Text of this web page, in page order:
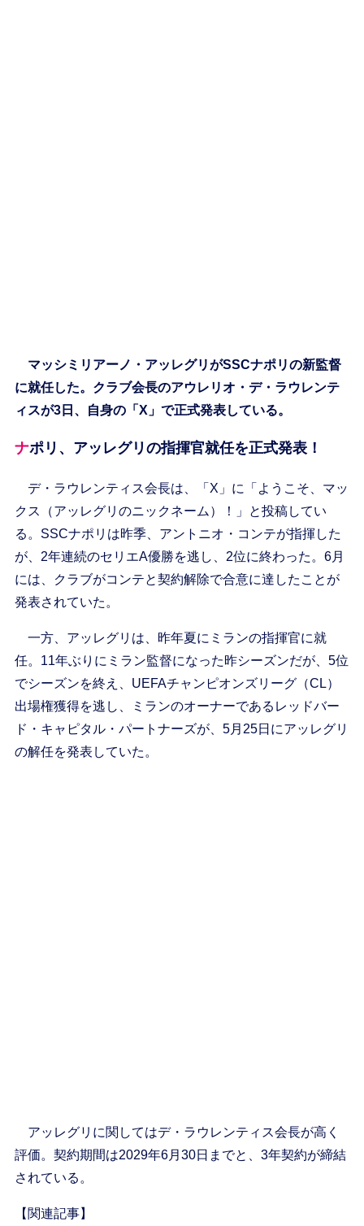
マッシミリアーノ・アッレグリがSSCナポリの新監督
に就任した。クラブ会長のアウレリオ・デ・ラウレンテ
ィスが3日、自身の「X」で正式発表している。
ナポリ、アッレグリの指揮官就任を正式発表！
デ・ラウレンティス会長は、「X」に「ようこそ、マッ
クス（アッレグリのニックネーム）！」と投稿してい
る。SSCナポリは昨季、アントニオ・コンテが指揮した
が、2年連続のセリエA優勝を逃し、2位に終わった。6月
には、クラブがコンテと契約解除で合意に達したことが
発表されていた。
一方、アッレグリは、昨年夏にミランの指揮官に就
任。11年ぶりにミラン監督になった昨シーズンだが、5位
でシーズンを終え、UEFAチャンピオンズリーグ（CL）
出場権獲得を逃し、ミランのオーナーであるレッドバー
ド・キャピタル・パートナーズが、5月25日にアッレグリ
の解任を発表していた。
アッレグリに関してはデ・ラウレンティス会長が高く
評価。契約期間は2029年6月30日までと、3年契約が締結
されている。
【関連記事】